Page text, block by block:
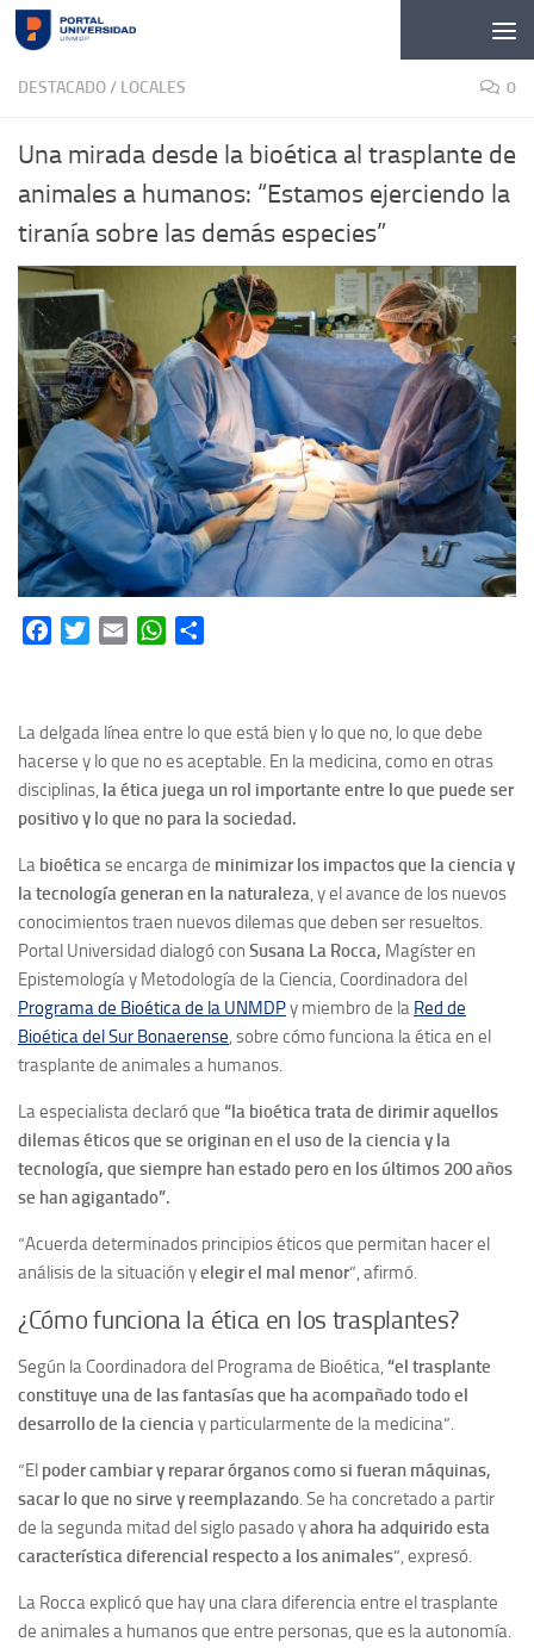
Skip to content
DESTACADO/ LOCALES 0
Una mirada desde la bioética al trasplante de
animales a humanos: “Estamos ejerciendo la
tiranía sobre las demás especies”
FacebookTwitterEmail WhatsApp
La delgada línea entre lo que está bien y lo que no, lo que debe
hacerse y lo que no es aceptable. En la medicina, como en otras
disciplinas, la ética juega un rol importante entre lo que puede ser
positivo y lo que no para la sociedad.
La bioéticase encarga de minimizar los impactos que la ciencia y
la tecnología generan en la naturaleza, y el avance de los nuevos
conocimientos traen nuevos dilemas que deben ser resueltos.
Portal Universidad dialogó con Susana La Rocca, Magíster en
Epistemología y Metodología de la Ciencia, Coordinadora del
Programa de Bioética de la UNMDPy miembro de la Red de
Bioética del Sur Bonaerense, sobre cómo funciona la ética en el
trasplante de animales a humanos.
La especialista declaró que “la bioética trata de dirimir aquellos
dilemas éticos que se originan en el uso de la ciencia y la
tecnología, que siempre han estado pero en los últimos 200 años
se han agigantado”.
“Acuerda determinados principios éticos que permitan hacer el
análisis de la situación yelegir el mal menor”, afirmó.
¿Cómo funciona la ética en los trasplantes?
Según la Coordinadora del Programa de Bioética,“el trasplante
constituye una de las fantasías que ha acompañado todo el
desarrollo de la cienciay particularmente de la medicina”.
“El poder cambiar y reparar órganos como si fueran máquinas,
sacar lo que no sirve y reemplazando. Se ha concretado a partir
de la segunda mitad del siglo pasado yahora ha adquirido esta
característica diferencial respecto a los animales”, expresó.
La Rocca explicó que hay una clara diferencia entre el trasplante
de animales a humanos que entre personas, que es la autonomía.